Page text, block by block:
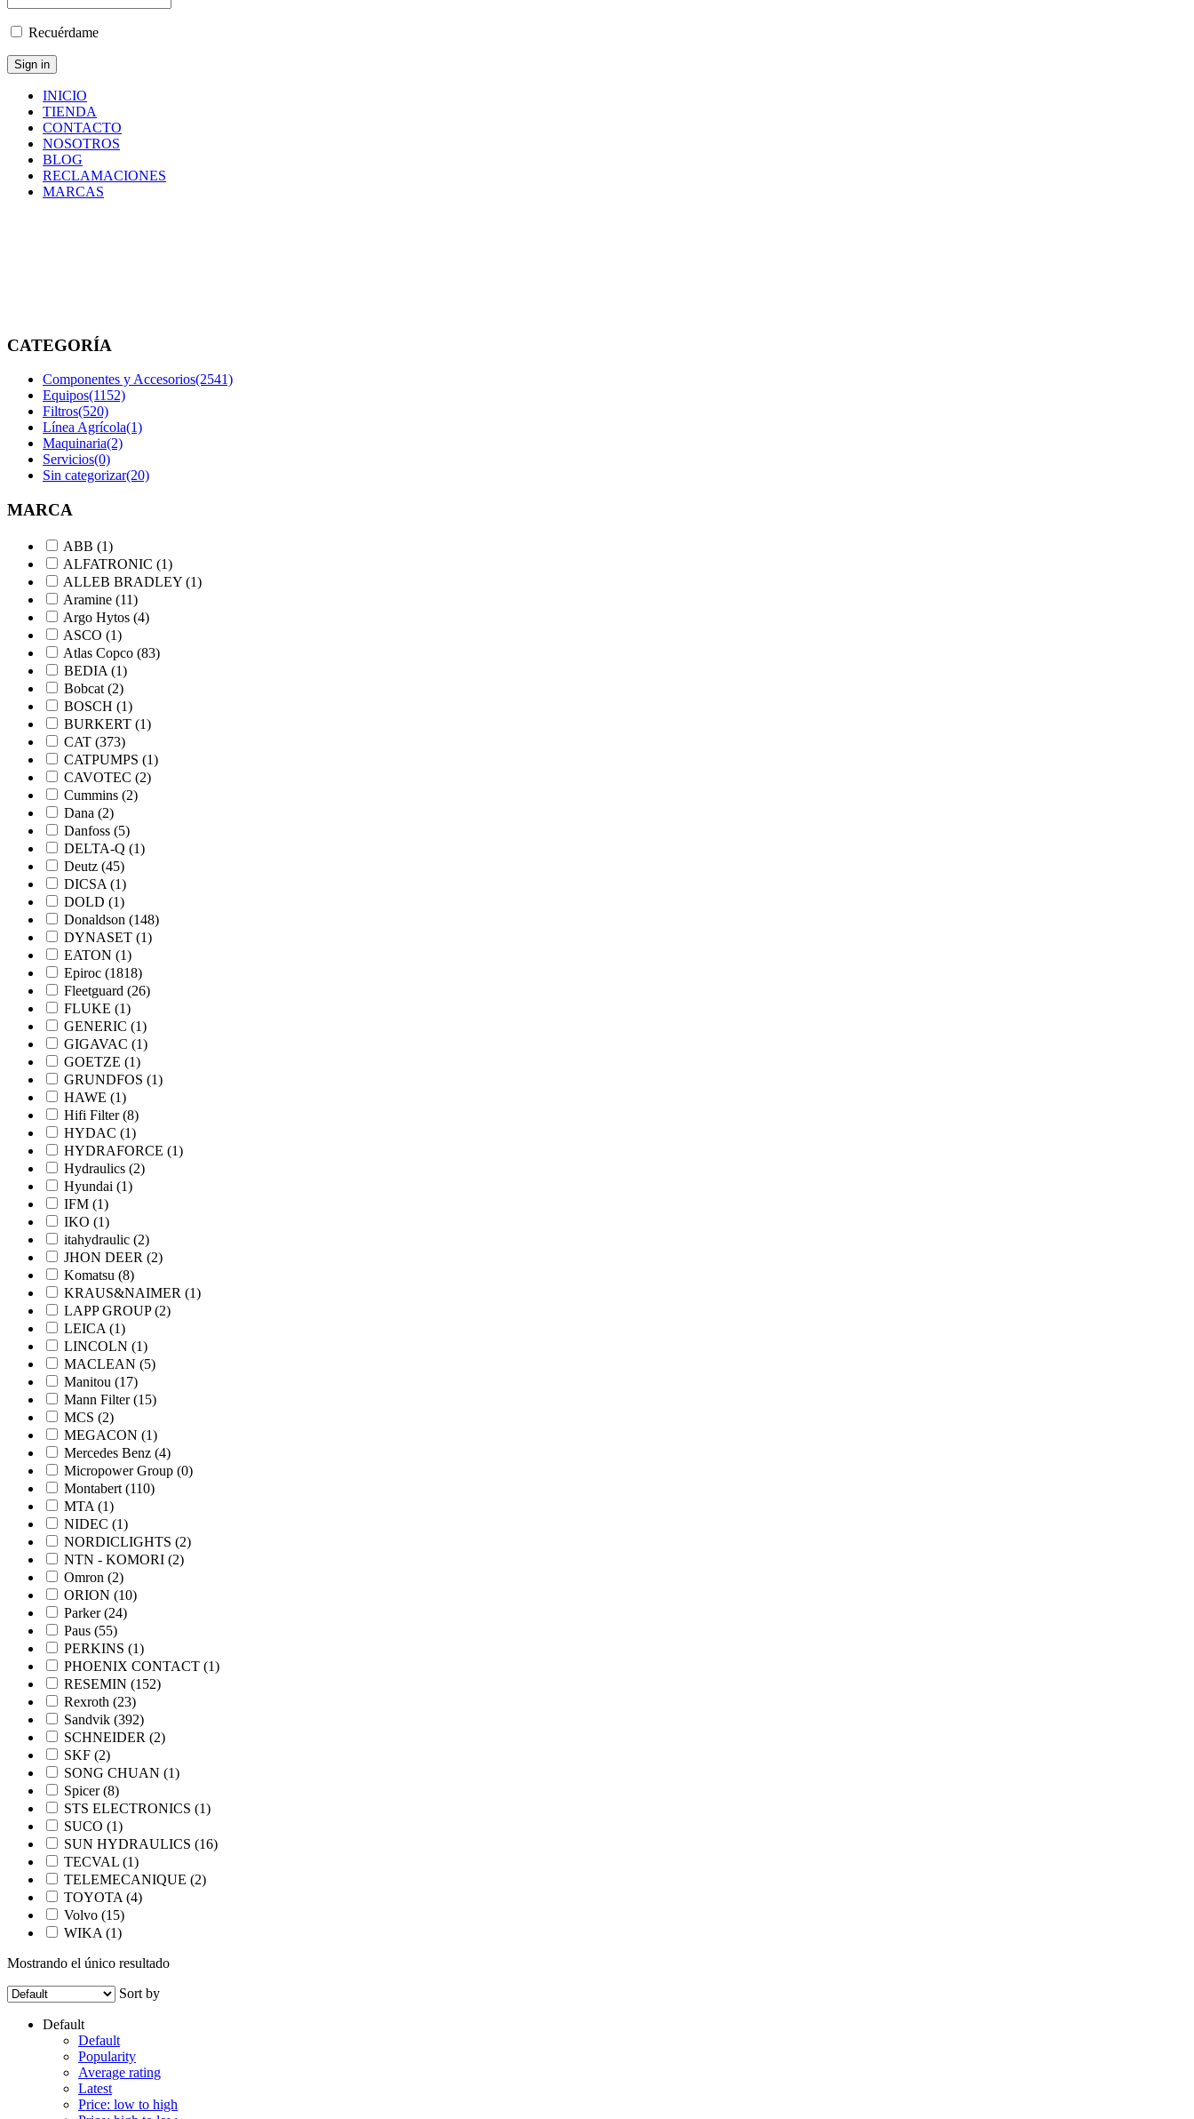
Recuérdame
INICIO
TIENDA
CONTACTO
NOSOTROS
BLOG
RECLAMACIONES
MARCAS
CATEGORÍA
Componentes y Accesorios(2541)
Equipos(1152)
Filtros(520)
Línea Agrícola(1)
Maquinaria(2)
Servicios(0)
Sin categorizar(20)
MARCA
ABB (1)
ALFATRONIC (1)
ALLEB BRADLEY (1)
Aramine (11)
Argo Hytos (4)
ASCO (1)
Atlas Copco (83)
BEDIA (1)
Bobcat (2)
BOSCH (1)
BURKERT (1)
CAT (373)
CATPUMPS (1)
CAVOTEC (2)
Cummins (2)
Dana (2)
Danfoss (5)
DELTA-Q (1)
Deutz (45)
DICSA (1)
DOLD (1)
Donaldson (148)
DYNASET (1)
EATON (1)
Epiroc (1818)
Fleetguard (26)
FLUKE (1)
GENERIC (1)
GIGAVAC (1)
GOETZE (1)
GRUNDFOS (1)
HAWE (1)
Hifi Filter(8)
HYDAC (1)
HYDRAFORCE (1)
Hydraulics (2)
Hyundai (1)
IFM (1)
IKO (1)
itahydraulic (2)
JHON DEER (2)
Komatsu (8)
KRAUS&NAIMER (1)
LAPP GROUP(2)
LEICA (1)
LINCOLN (1)
MACLEAN (5)
Manitou (17)
Mann Filter(15)
MCS (2)
MEGACON (1)
Mercedes Benz (4)
Micropower Group (0)
Montabert (110)
MTA (1)
NIDEC (1)
NORDICLIGHTS (2)
NTN - KOMORI (2)
Omron (2)
ORION (10)
Parker(24)
Paus (55)
PERKINS (1)
PHOENIX CONTACT (1)
RESEMIN (152)
Rexroth (23)
Sandvik (392)
SCHNEIDER (2)
SKF (2)
SONG CHUAN (1)
Spicer(8)
STS ELECTRONICS (1)
SUCO (1)
SUN HYDRAULICS (16)
TECVAL (1)
TELEMECANIQUE (2)
TOYOTA (4)
Volvo (15)
WIKA (1)
Mostrando el único resultado
Sort by
Default
Default
Popularity
Average rating
Latest
Price: low to high